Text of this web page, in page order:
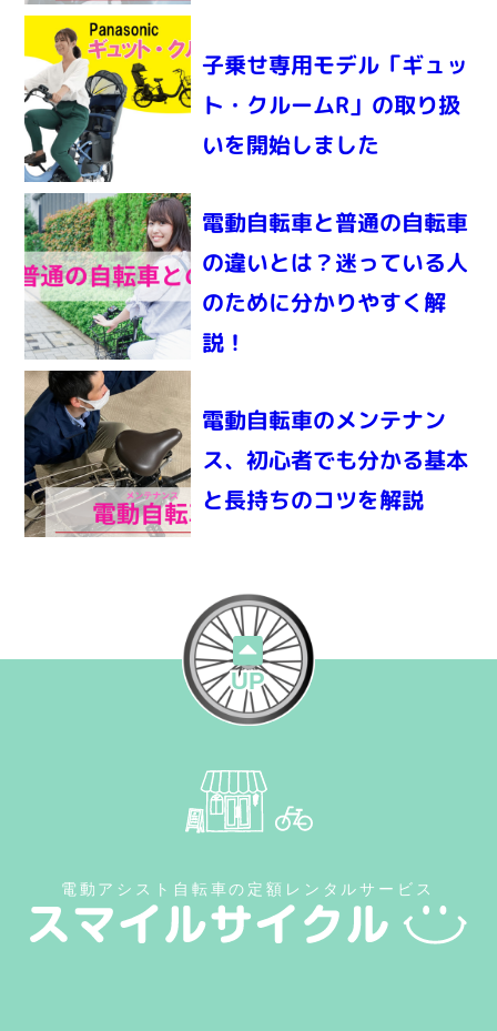
子乗せ専用モデル「ギュッ
ト・クルームR」の取り扱
いを開始しました
電動自転車と普通の自転車
の違いとは？迷っている人
のために分かりやすく解
説！
電動自転車のメンテナン
ス、初心者でも分かる基本
と長持ちのコツを解説